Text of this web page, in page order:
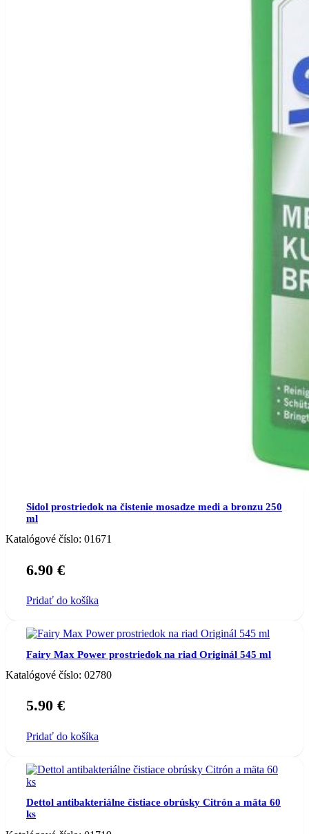
Sidol prostriedok na čistenie mosadze medi a bronzu 250
ml
Katalógové číslo: 01671
6.90 €
Pridať do košíka
Fairy Max Power prostriedok na riad Originál 545 ml
Katalógové číslo: 02780
5.90 €
Pridať do košíka
Dettol antibakteriálne čistiace obrúsky Citrón a mäta 60
ks